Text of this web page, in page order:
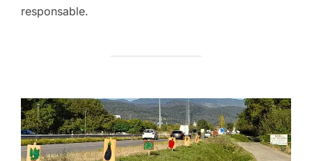
responsable.